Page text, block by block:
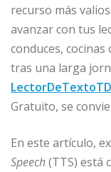
recurso más
avanzar con tus
conduces,
tras una larga
Gratuito, se
En este artículo,
Speech(TTS) está